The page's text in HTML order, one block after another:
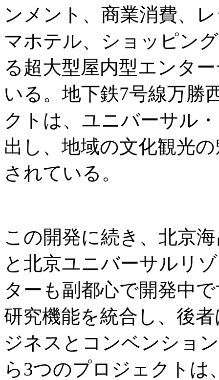
ンメント、商業消費、
マホテル、ショッピン
る超大型屋内型エンタ
いる。地下鉄7号線万勝
クトは、ユニバーサル
出し、地域の文化観光
されている。
この開発に続き、北京
と北京ユニバーサルリ
ターも副都心で開発中
研究機能を統合し、後
ジネスとコンベンショ
ら3つのプロジェクトは